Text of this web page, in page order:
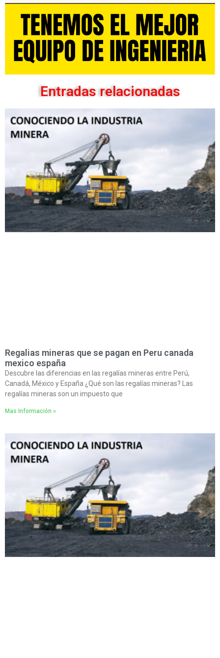
Entradas relacionadas
Regalias mineras que se pagan en Peru canada
mexico españa
Descubre las diferencias en las regalías mineras entre Perú,
Canadá, México y España ¿Qué son las regalías mineras? Las
regalías mineras son un impuesto que
Mas Información »